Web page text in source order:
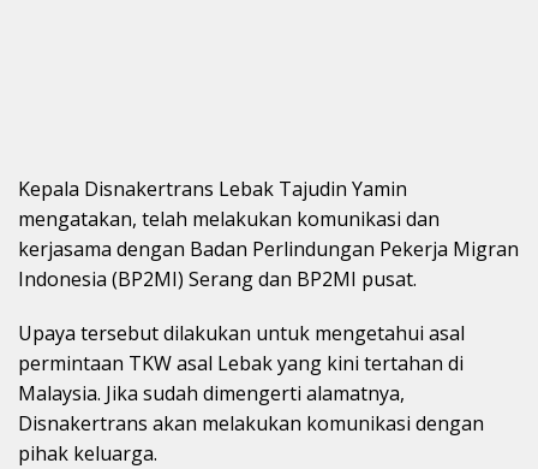
Kepala Disnakertrans Lebak Tajudin Yamin
mengatakan, telah melakukan komunikasi dan
kerjasama dengan Badan Perlindungan Pekerja Migran
Indonesia (BP2MI) Serang dan BP2MI pusat.
Upaya tersebut dilakukan untuk mengetahui asal
permintaan TKW asal Lebak yang kini tertahan di
Malaysia. Jika sudah dimengerti alamatnya,
Disnakertrans akan melakukan komunikasi dengan
pihak keluarga.